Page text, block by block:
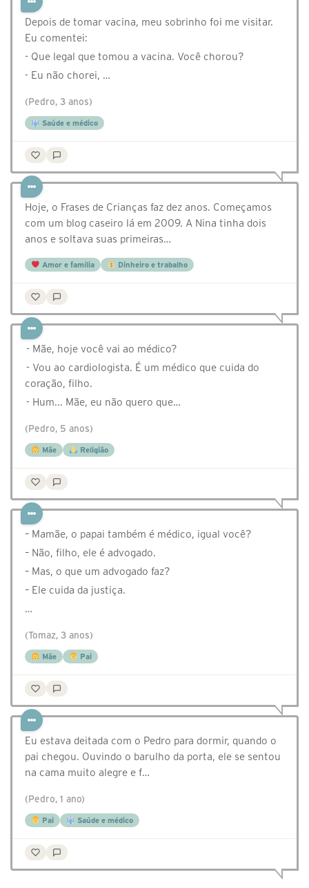
Depois de tomar vacina, meu sobrinho foi me visitar.
Eu comentei:
- Que legal que tomou a vacina. Você chorou?
- Eu não chorei, …
(Pedro, 3 anos)
Saúde e médico
Hoje, o Frases de Crianças faz dez anos. Começamos
com um blog caseiro lá em 2009. A Nina tinha dois
anos e soltava suas primeiras…
Amor e família Dinheiro e trabalho
- Mãe, hoje você vai ao médico?
- Vou ao cardiologista. É um médico que cuida do
coração, filho.
- Hum... Mãe, eu não quero que…
(Pedro, 5 anos)
Mãe Religião
– Mamãe, o papai também é médico, igual você?
– Não, filho, ele é advogado.
– Mas, o que um advogado faz?
– Ele cuida da justiça.
…
(Tomaz, 3 anos)
Mãe Pai
Eu estava deitada com o Pedro para dormir, quando o
pai chegou. Ouvindo o barulho da porta, ele se sentou
na cama muito alegre e f…
(Pedro, 1 ano)
Pai Saúde e médico